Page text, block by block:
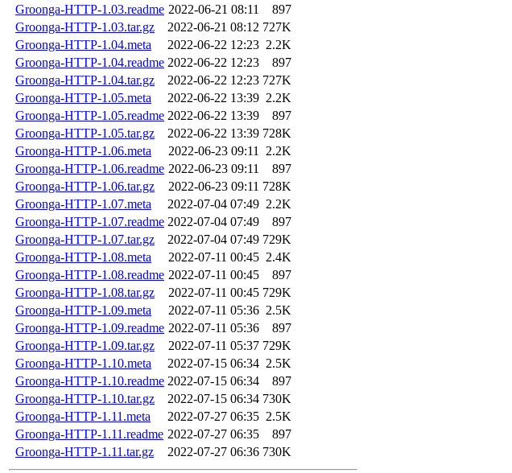
Groonga-HTTP-1.03.readme 2022-06-21 08:11
897
Groonga-HTTP-1.03.tar.gz
2022-06-21 08:12 727K
Groonga-HTTP-1.04.meta
2022-06-22 12:23 2.2K
Groonga-HTTP-1.04.readme 2022-06-22 12:23
897
Groonga-HTTP-1.04.tar.gz
2022-06-22 12:23 727K
Groonga-HTTP-1.05.meta
2022-06-22 13:39 2.2K
Groonga-HTTP-1.05.readme 2022-06-22 13:39
897
Groonga-HTTP-1.05.tar.gz
2022-06-22 13:39 728K
Groonga-HTTP-1.06.meta
2022-06-23 09:11 2.2K
Groonga-HTTP-1.06.readme 2022-06-23 09:11
897
Groonga-HTTP-1.06.tar.gz
2022-06-23 09:11 728K
Groonga-HTTP-1.07.meta
2022-07-04 07:49 2.2K
Groonga-HTTP-1.07.readme 2022-07-04 07:49
897
Groonga-HTTP-1.07.tar.gz
2022-07-04 07:49 729K
Groonga-HTTP-1.08.meta
2022-07-11 00:45 2.4K
Groonga-HTTP-1.08.readme 2022-07-11 00:45
897
Groonga-HTTP-1.08.tar.gz
2022-07-11 00:45 729K
Groonga-HTTP-1.09.meta
2022-07-11 05:36 2.5K
Groonga-HTTP-1.09.readme 2022-07-11 05:36
897
Groonga-HTTP-1.09.tar.gz
2022-07-11 05:37 729K
Groonga-HTTP-1.10.meta
2022-07-15 06:34 2.5K
Groonga-HTTP-1.10.readme 2022-07-15 06:34
897
Groonga-HTTP-1.10.tar.gz
2022-07-15 06:34 730K
Groonga-HTTP-1.11.meta
2022-07-27 06:35 2.5K
Groonga-HTTP-1.11.readme 2022-07-27 06:35
897
Groonga-HTTP-1.11.tar.gz
2022-07-27 06:36 730K